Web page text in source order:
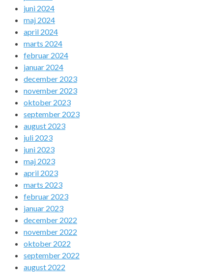
juni 2024
maj 2024
april 2024
marts 2024
februar 2024
januar 2024
december 2023
november 2023
oktober 2023
september 2023
august 2023
juli 2023
juni 2023
maj 2023
april 2023
marts 2023
februar 2023
januar 2023
december 2022
november 2022
oktober 2022
september 2022
august 2022